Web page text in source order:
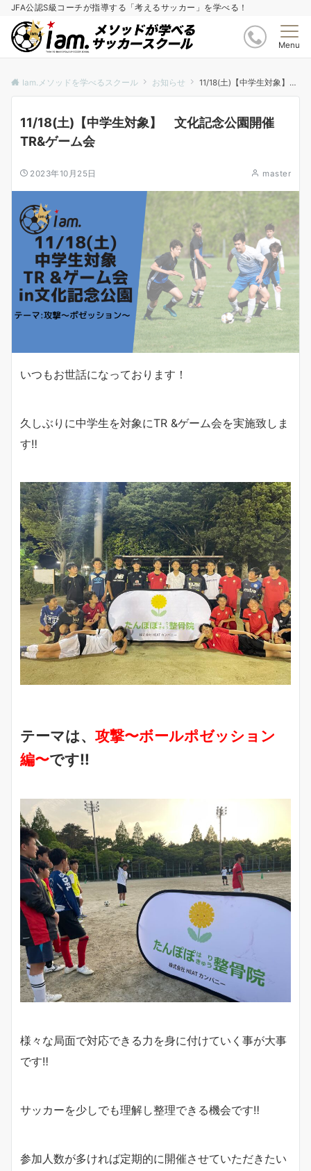
JFA公認S級コーチが指導する「考えるサッカー」を学べる！
Menu
Iam.メソッドを学べるスクール お知らせ 11/18(土)【中学生対象】 文化記念公園開催 TR&ゲーム会
11/18(土)【中学生対象】 文化記念公園開催
TR&ゲーム会
2023年10月25日 master
いつもお世話になっております！
久しぶりに中学生を対象にTR &ゲーム会を実施致しま
す‼︎
テーマは、 攻撃〜ボールポゼッション
編〜です‼︎
様々な局面で対応できる力を身に付けていく事が大事
です‼︎
サッカーを少しでも理解し整理できる機会です‼︎
参加人数が多ければ定期的に開催させていただきたい